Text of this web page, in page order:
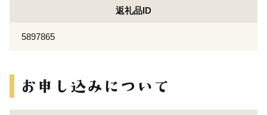
返礼品ID
5897865